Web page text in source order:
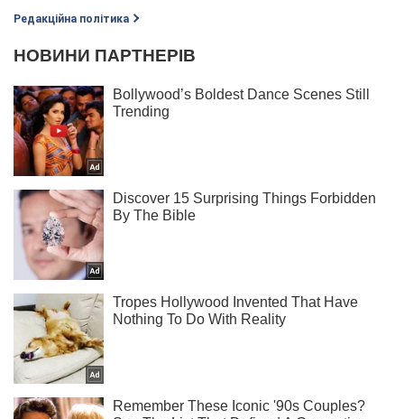
Редакційна політика